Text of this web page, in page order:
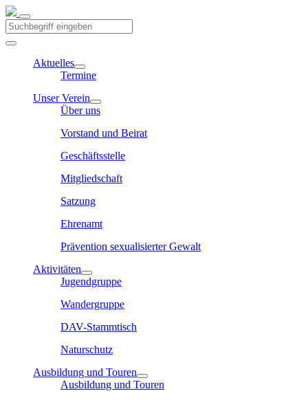
Aktuelles
Termine
Unser Verein
Über uns
Vorstand und Beirat
Geschäftsstelle
Mitgliedschaft
Satzung
Ehrenamt
Prävention sexualisierter Gewalt
Aktivitäten
Jugendgruppe
Wandergruppe
DAV-Stammtisch
Naturschutz
Ausbildung und Touren
Ausbildung und Touren